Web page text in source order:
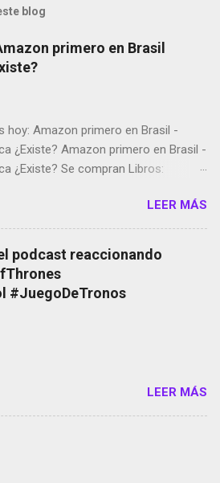
blog
primero en Brasil
hoy: Amazon primero en Brasil -
¿Existe? Amazon primero en Brasil -
¿Existe? Se compran Libros:
Black Mirror Twitter deja de verificar
los fotógrafos Brian May y el
Música y vídeo selfies en la
Scott saca a Kevin Spacey de su
regaña a los que usan el
en sus misas La serie de la Tierra
- StartUp de bicicletas de alquiler
en Google Photos Llegando Partimos
El tamaño y su importancia...
LEER MÁS
podcast reaccionando
#JuegoDeTronos
LEER MÁS